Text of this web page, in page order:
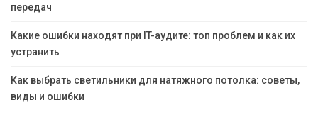
передач
Какие ошибки находят при IT-аудите: топ проблем и как их
устранить
Как выбрать светильники для натяжного потолка: советы,
виды и ошибки